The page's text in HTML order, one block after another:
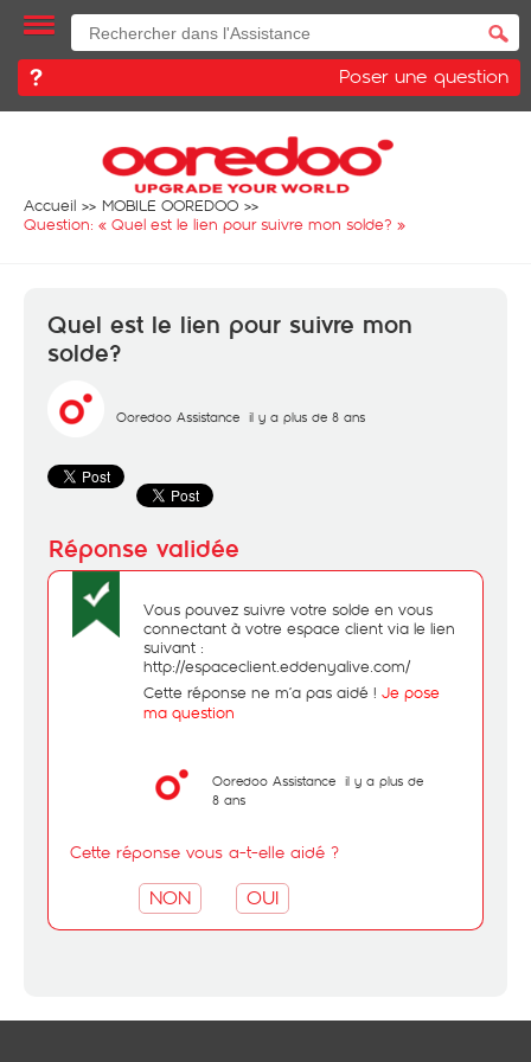
Poser une question
Accueil
MOBILE OOREDOO
Question: « Quel est le lien pour suivre mon solde? »
Quel est le lien pour suivre mon
solde?
Ooredoo Assistance il y a plus de 8 ans
Vous pouvez suivre votre solde en vous
connectant à votre espace client via le lien
suivant :
http://espaceclient.eddenyalive.com/
Cette réponse ne m’a pas aidé ! Je pose
ma question
Ooredoo Assistance il y a plus de
8 ans
Cette réponse vous a-t-elle aidé ?
NON OUI